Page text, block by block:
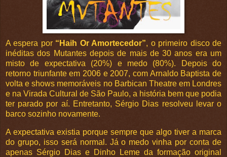
A espera por “Haih Or Amortecedor”, o primeiro disco de
inéditas dos Mutantes depois de mais de 30 anos era um
misto de expectativa (20%) e medo (80%). Depois do
retorno triunfante em 2006 e 2007, com Arnaldo Baptista de
volta e shows memoráveis no Barbican Theatre em Londres
e na Virada Cultural de São Paulo, a história bem que podia
ter parado por aí. Entretanto, Sérgio Dias resolveu levar o
barco sozinho novamente.
A expectativa existia porque sempre que algo tiver a marca
do grupo, isso será normal. Já o medo vinha por conta de
apenas Sérgio Dias e Dinho Leme da formação original